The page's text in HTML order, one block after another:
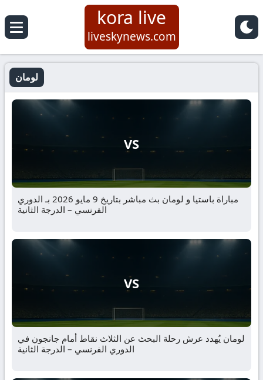
kora live
liveskynews.com
لومان
VS
مباراة باستيا و لومان بث مباشر بتاريخ 9 مايو 2026 بـ الدوري
الفرنسي – الدرجة الثانية
VS
لومان يُهدد عرش رحلة البحث عن الثلاث نقاط أمام جانجون في
الدوري الفرنسي – الدرجة الثانية